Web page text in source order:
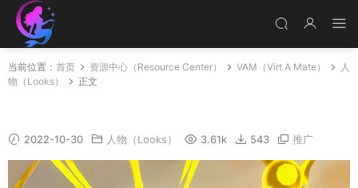
当前位置： 首页 资源中心（Resource Center） VAM（Virt A Mate）
人
物（Looks）
正文
2022-10-30 人物（Looks） 3.61k 543 推广